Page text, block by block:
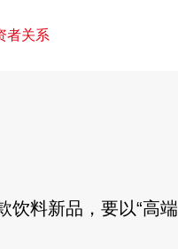
者关系
饮料新品，要以“高端